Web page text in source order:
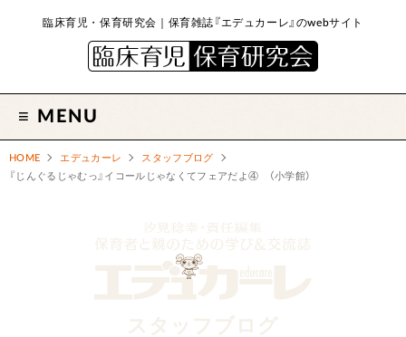
臨床育児・保育研究会｜保育雑誌『エデュカーレ』のwebサイト
MENU
HOME エデュカーレ
スタッフブログ
『じんぐるじゃむっ』イコールじゃなくてフェアだよ④ （小学館）